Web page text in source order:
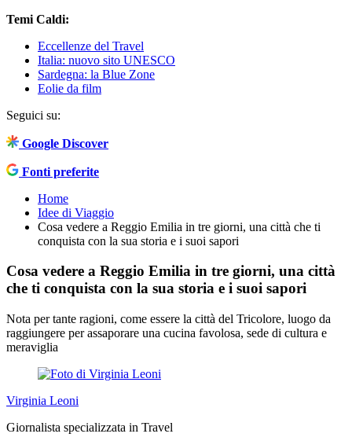
Temi Caldi:
Eccellenze del Travel
Italia: nuovo sito UNESCO
Sardegna: la Blue Zone
Eolie da film
Seguici su:
Google Discover
Fonti preferite
Home
Idee di Viaggio
Cosa vedere a Reggio Emilia in tre giorni, una città che ti
conquista con la sua storia e i suoi sapori
Cosa vedere a Reggio Emilia in tre giorni, una città
che ti conquista con la sua storia e i suoi sapori
Nota per tante ragioni, come essere la città del Tricolore, luogo da
raggiungere per assaporare una cucina favolosa, sede di cultura e
meraviglia
Virginia Leoni
Giornalista specializzata in Travel